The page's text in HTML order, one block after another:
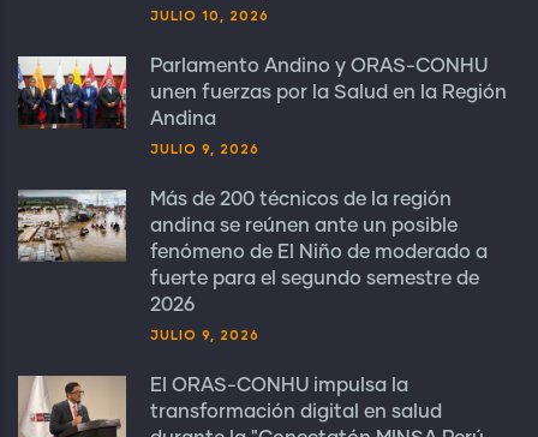
JULIO 10, 2026
Parlamento Andino y ORAS-CONHU
unen fuerzas por la Salud en la Región
Andina
JULIO 9, 2026
Más de 200 técnicos de la región
andina se reúnen ante un posible
fenómeno de El Niño de moderado a
fuerte para el segundo semestre de
2026
JULIO 9, 2026
El ORAS-CONHU impulsa la
transformación digital en salud